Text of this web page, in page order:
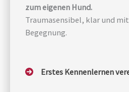
zum eigenen Hund.
Traumasensibel, klar und
Begegnung.
Erstes Kennenlernen